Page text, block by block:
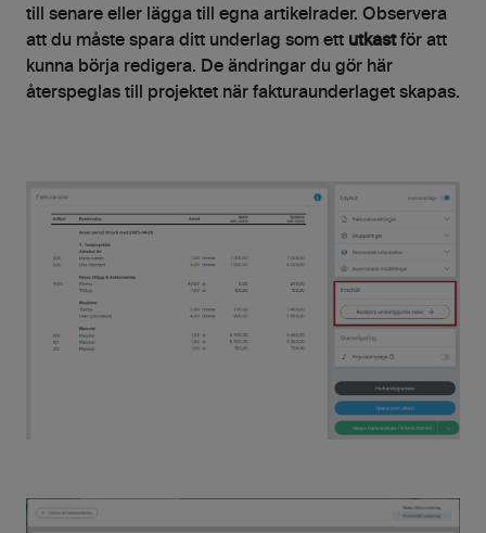
till senare eller lägga till egna artikelrader. Observera
att du måste spara ditt underlag som ett utkastför att
kunna börja redigera. De ändringar du gör här
återspeglas till projektet när fakturaunderlaget skapas.